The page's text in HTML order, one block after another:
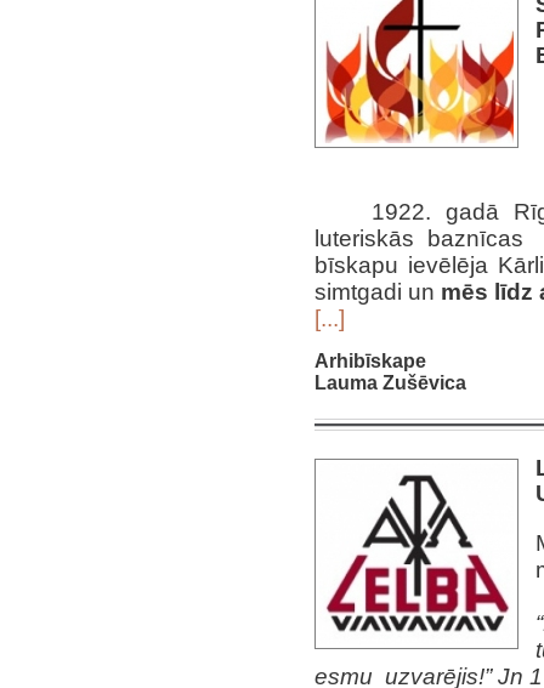
1922. gadā
luteriskās
bīskapu ievēlēja
simtgadi un mēs līdz
[...]
Arhibīskape
Lauma Zušēvica
esmu uzvarējis!” Jn